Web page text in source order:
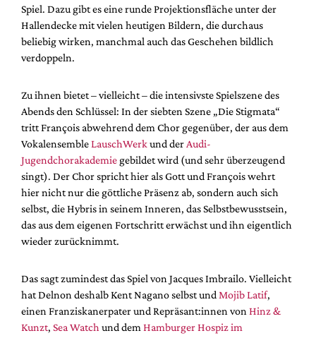
Spiel. Dazu gibt es eine runde Projektionsfläche unter der
Hallendecke mit vielen heutigen Bildern, die durchaus
beliebig wirken, manchmal auch das Geschehen bildlich
verdoppeln.
Zu ihnen bietet – vielleicht – die intensivste Spielszene des
Abends den Schlüssel: In der siebten Szene „Die Stigmata“
tritt François abwehrend dem Chor gegenüber, der aus dem
VokalensembleLauschWerkund der Audi-
Jugendchorakademie gebildet wird (und sehr überzeugend
singt). Der Chor spricht hier als Gott und François wehrt
hier nicht nur die göttliche Präsenz ab, sondern auch sich
selbst, die Hybris in seinem Inneren, das Selbstbewusstsein,
das aus dem eigenen Fortschritt erwächst und ihn eigentlich
wieder zurücknimmt.
Das sagt zumindest das Spiel von Jacques Imbrailo. Vielleicht
hat Delnon deshalb Kent Nagano selbst und Mojib Latif,
einen Franziskanerpater und Repräsant:innen von Hinz &
Kunzt, Sea Watch und dem Hamburger Hospiz im